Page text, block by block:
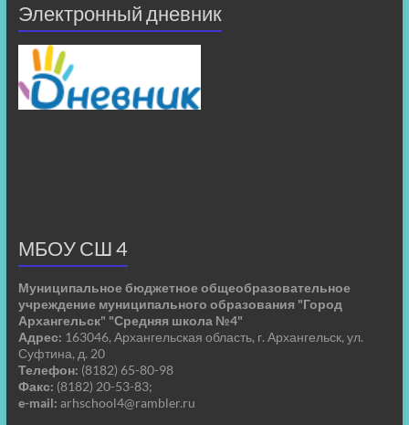
Электронный дневник
МБОУ СШ 4
Муниципальное бюджетное общеобразовательное
учреждение муниципального образования "Город
Архангельск" "Средняя школа №4"
Адрес: 163046, Архангельская область, г. Архангельск, ул.
Суфтина, д. 20
Телефон: (8182) 65-80-98
Факс: (8182) 20-53-83;
e-mail: arhschool4@rambler.ru